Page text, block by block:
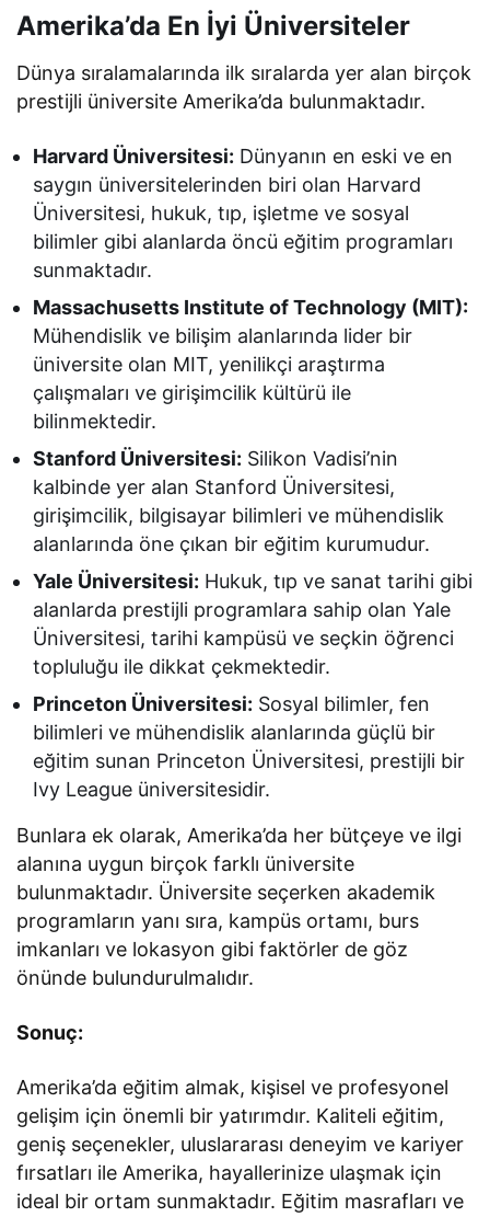
Amerika’da En İyi Üniversiteler
Dünya sıralamalarında ilk sıralarda yer alan birçok
prestijli üniversite Amerika’da bulunmaktadır.
Harvard Üniversitesi: Dünyanın en eski ve en
saygın üniversitelerinden biri olan Harvard
Üniversitesi, hukuk, tıp, işletme ve sosyal
bilimler gibi alanlarda öncü eğitim programları
sunmaktadır.
Massachusetts Institute of Technology (MIT):
Mühendislik ve bilişim alanlarında lider bir
üniversite olan MIT, yenilikçi araştırma
çalışmaları ve girişimcilik kültürü ile
bilinmektedir.
Stanford Üniversitesi: Silikon Vadisi’nin
kalbinde yer alan Stanford Üniversitesi,
girişimcilik, bilgisayar bilimleri ve mühendislik
alanlarında öne çıkan bir eğitim kurumudur.
Yale Üniversitesi: Hukuk, tıp ve sanat tarihi gibi
alanlarda prestijli programlara sahip olan Yale
Üniversitesi, tarihi kampüsü ve seçkin öğrenci
topluluğu ile dikkat çekmektedir.
Princeton Üniversitesi: Sosyal bilimler, fen
bilimleri ve mühendislik alanlarında güçlü bir
eğitim sunan Princeton Üniversitesi, prestijli bir
Ivy League üniversitesidir.
Bunlara ek olarak, Amerika’da her bütçeye ve ilgi
alanına uygun birçok farklı üniversite
bulunmaktadır. Üniversite seçerken akademik
programların yanı sıra, kampüs ortamı, burs
imkanları ve lokasyon gibi faktörler de göz
önünde bulundurulmalıdır.
Sonuç:
Amerika’da eğitim almak, kişisel ve profesyonel
gelişim için önemli bir yatırımdır. Kaliteli eğitim,
geniş seçenekler, uluslararası deneyim ve kariyer
fırsatları ile Amerika, hayallerinize ulaşmak için
ideal bir ortam sunmaktadır. Eğitim masrafları ve